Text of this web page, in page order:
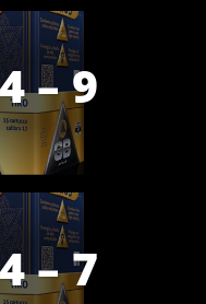
– 9
– 7